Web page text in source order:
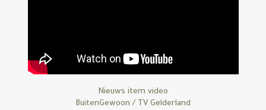
Nieuws item video
BuitenGewoon / TV Gelderland